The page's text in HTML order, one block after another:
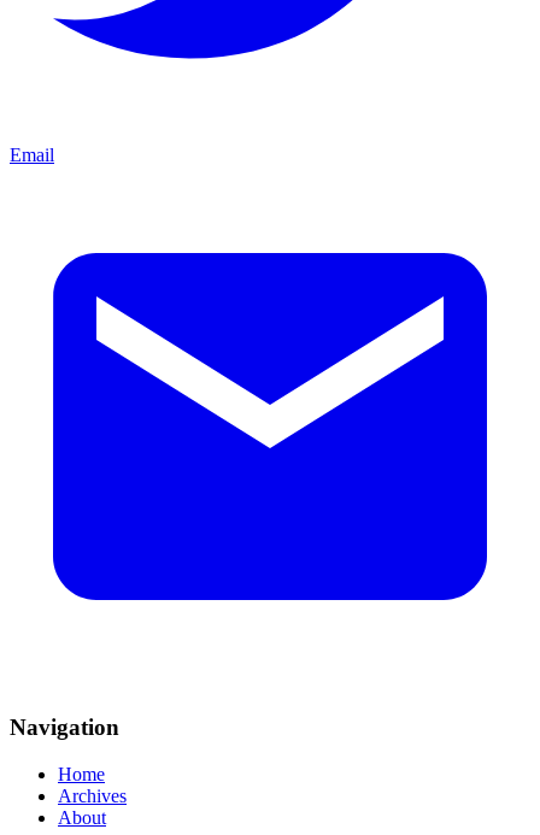
Email
Navigation
Home
Archives
About